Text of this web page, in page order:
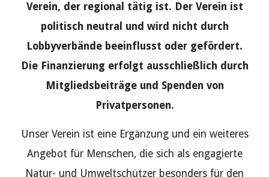
Verein, der regional tätig ist. Der Verein ist
politisch neutral und wird nicht durch
Lobbyverbände beeinflusst oder gefördert.
Die Finanzierung erfolgt ausschließlich durch
Mitgliedsbeiträge und Spenden von
Privatpersonen.
Unser Verein ist eine Ergänzung und ein weiteres
Angebot für Menschen, die sich als engagierte
Natur- und Umweltschützer besonders für den